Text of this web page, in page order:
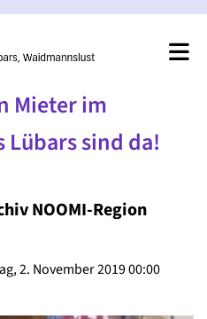
Mieter im
Lübars sind da!
NOOMI-Region
2. November 2019 00:00